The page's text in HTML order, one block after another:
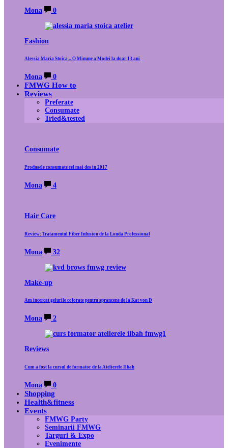
Mona 0
Fashion
Alessia Maria Stoica – O Minune a Modei la doar 13 ani
Mona 0
FMWG How to
Reviews
Preferate
Consumate
Tried&tested
Consumate
Produsele consumate cel mai des in 2017
Mona 4
Hair Care
Review: Tratamentul Fiber Infusion de la Londa Professional
Mona 32
Make-up
Am incercat gelurile colorate pentru sprancene de la Kat von D
Mona 2
Reviews
Cum a fost la cursul de formator de la Atelierele Ilbah
Mona 0
Shopping
Health&fitness
Events
FMWG Party
Seminarii FMWG
Targuri & Expo
Evenimente